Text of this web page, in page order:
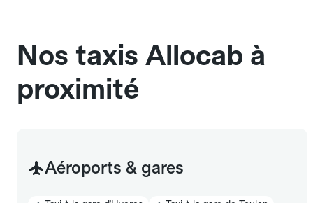
Nos taxis Allocab à
proximité
Aéroports & gares